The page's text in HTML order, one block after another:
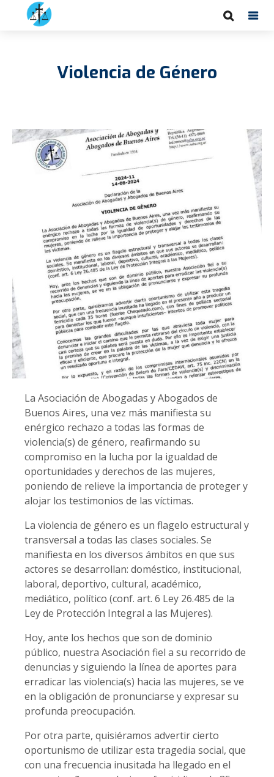
Violencia de Género
La Asociación de Abogadas y Abogados de
Buenos Aires, una vez más manifiesta su
enérgico rechazo a todas las formas de
violencia(s) de género, reafirmando su
compromiso en la lucha por la igualdad de
oportunidades y derechos de las mujeres,
poniendo de relieve la importancia de proteger y
alojar los testimonios de las víctimas.
La violencia de género es un flagelo estructural y
transversal a todas las clases sociales. Se
manifiesta en los diversos ámbitos en que sus
actores se desarrollan: doméstico, institucional,
laboral, deportivo, cultural, académico,
mediático, político (conf. art. 6 Ley 26.485 de la
Ley de Protección Integral a las Mujeres).
Hoy, ante los hechos que son de dominio
público, nuestra Asociación fiel a su recorrido de
denuncias y siguiendo la línea de aportes para
erradicar las violencia(s) hacia las mujeres, se ve
en la obligación de pronunciarse y expresar su
profunda preocupación.
Por otra parte, quisiéramos advertir cierto
oportunismo de utilizar esta tragedia social, que
con una frecuencia inusitada ha llegado en el